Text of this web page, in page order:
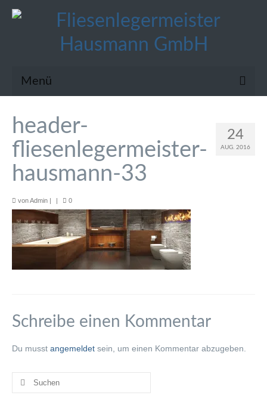
Menü
:: WIR ÜBER UNS
Wir stellen uns Ihnen vor
Faszination Keramik
Gestalten mit Keramik
Energiesparen mit Keramik
:: REFERENZEN
24
AUG. 2016
header-
fliesenlegermeister-
hausmann-33
vonAdmin | | 0
Schreibe einen Kommentar
Du musst angemeldet sein, um einen Kommentar abzugeben.
Suchen